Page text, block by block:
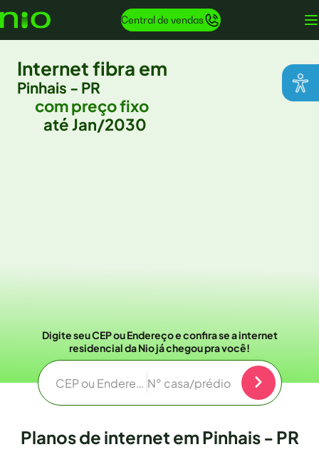
Central de vendas
Internet fibra em
Pinhais - PR
com preço fixo
até Jan/2030
Digite seu CEP ou Endereço e confira se a internet
residencial da Nio já chegou pra você!
CEP ou EndereçoN° casa/prédio
Planos de internet em Pinhais - PR